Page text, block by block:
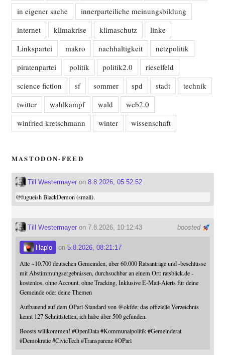
in eigener sache
innerparteiliche meinungsbildung
internet
klimakrise klimaschutz
linke
Linkspartei
makro nachhaltigkeit
netzpolitik
piratenpartei
politik politik2.0
rieselfeld
science fiction
sf sommer spd stadt
technik
twitter
wahlkampf wald
web2.0
winfried kretschmann
winter wissenschaft
MASTODON-FEED
Till Westermayeron 8.8.2026, 05:52:52
@fugueishBlackDemon (small).
boosted
Till Westermayeron 7.8.2026, 10:12:43
Haplo on 5.8.2026, 08:21:17
Alle ~10.700 deutschen Gemeinden, über 60.000 Ratsanträge und -beschlüsse
mit Abstimmungsergebnissen, durchsuchbar an einem Ort: ratsblick.de -
kostenlos, ohne Account, ohne Tracking, Inklusive E-Mail-Alerts für deine
Gemeinde oder deine Themen
Aufbauend auf dem OParl-Standard von @okfde: das offizielle Verzeichnis
kennt 127 Schnittstellen, ich habe über 500 gefunden.
Boosts willkommen! #OpenData #Kommunalpolitik #Gemeinderat
#Demokratie #CivicTech #Transparenz #OParl